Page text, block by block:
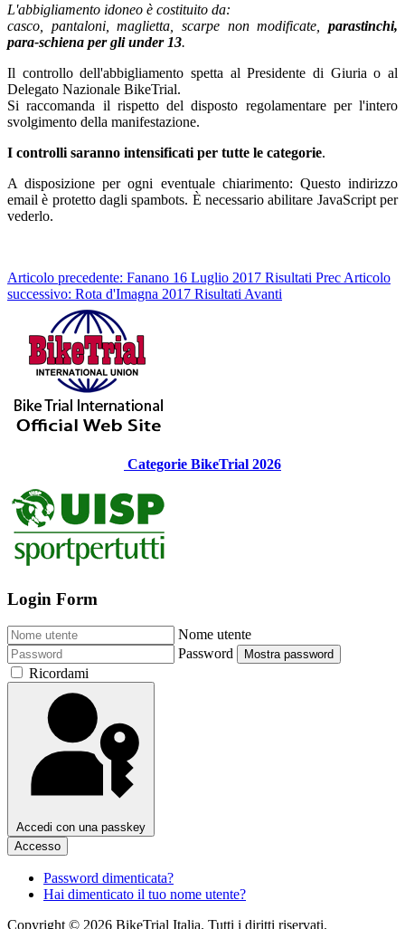
L'abbigliamento idoneo è costituito da:
casco, pantaloni, maglietta, scarpe non modificate, parastinchi,
para-schiena per gli under 13.
Il controllo dell'abbigliamento spetta al Presidente di Giuria o al
Delegato Nazionale BikeTrial.
Si raccomanda il rispetto del disposto regolamentare per l'intero
svolgimento della manifestazione.
I controlli saranno intensificati per tutte le categorie.
A disposizione per ogni eventuale chiarimento: Questo indirizzo
email è protetto dagli spambots. È necessario abilitare JavaScript per
vederlo.
Articolo precedente: Fanano 16 Luglio 2017 Risultati Prec Articolo
successivo: Rota d'Imagna 2017 Risultati Avanti
Categorie BikeTrial 2026
Login Form
Nome utente
Password
Mostra password
Ricordami
Accedi con una passkey
Accesso
Password dimenticata?
Hai dimenticato il tuo nome utente?
Copyright © 2026 BikeTrial Italia. Tutti i diritti riservati.